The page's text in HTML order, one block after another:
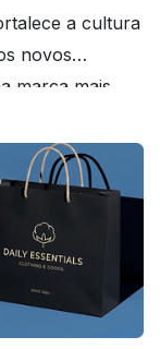
a cultura
novos
marca mais